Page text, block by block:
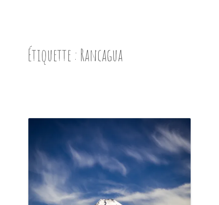
PRÉSENTATION
NOS BONNES ADRESSES
Étiquette : Rancagua